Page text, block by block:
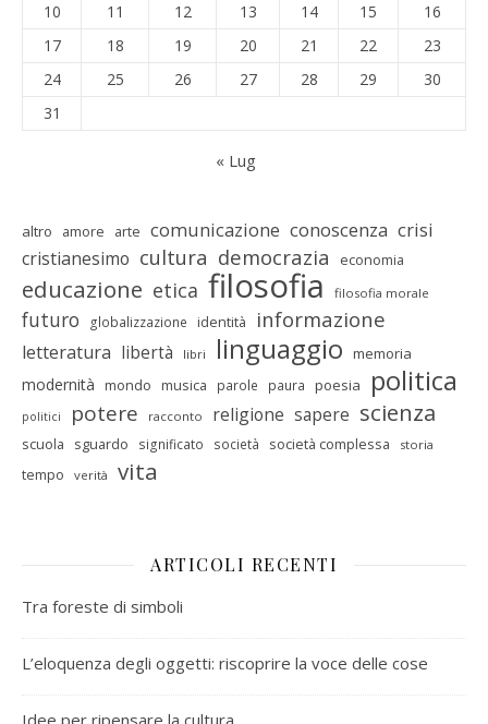
10
11 12 13 14 15
16
17
18 19 20 21 22
23
24
25 26 27 28 29
30
31
« Lug
altro amore arte comunicazione conoscenza crisi
cristianesimo cultura democrazia economia
educazione etica filosofia filosofia morale
futuro globalizzazione identità informazione
letteratura libertà libri linguaggio memoria
modernità mondo musica parole paura poesia politica
politici potere racconto religione sapere scienza
scuola sguardo significato società società complessa storia
tempo verità vita
ARTICOLI RECENTI
Tra foreste di simboli
L’eloquenza degli oggetti: riscoprire la voce delle cose
Idee per ripensare la cultura